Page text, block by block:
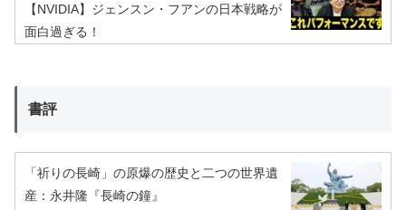
【NVIDIA】ジェンスン・フアンの日本戦略が
面白過ぎる！
書評
「祈りの長崎」の原爆の歴史と二つの世界遺
産：永井隆『長崎の鐘』